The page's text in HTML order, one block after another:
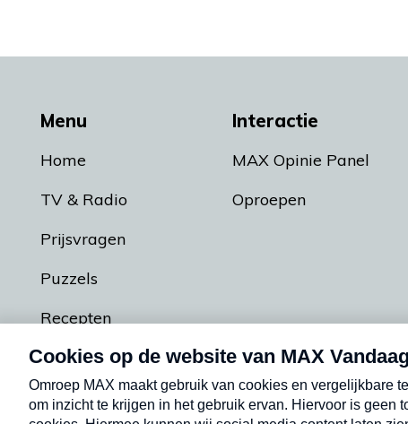
Menu
Home
TV & Radio
Prijsvragen
Puzzels
Recepten
Podcasts
Interactie
MAX Opinie Panel
Oproepen